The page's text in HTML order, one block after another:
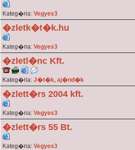
Kateg�ria: Vegyes3
�zletk�t�k.hu
Kateg�ria: Vegyes3
�zletl�nc Kft.
Kateg�ria: J�t�k, aj�nd�k
�zlett�rs 2004 kft.
Kateg�ria: Vegyes3
�zlett�rs 55 Bt.
Kateg�ria: Vegyes3